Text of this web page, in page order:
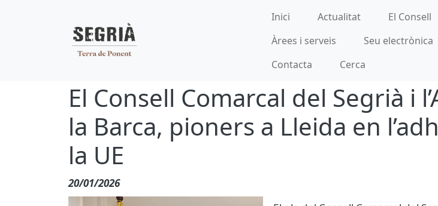
Navegació principal
Inici Actualitat El Consell
Àrees i serveis
Seu electrònica
Contacta
Cerca
El Consell Comarcal del Segrià i
la Barca, pioners a Lleida en
la UE
20/01/2026